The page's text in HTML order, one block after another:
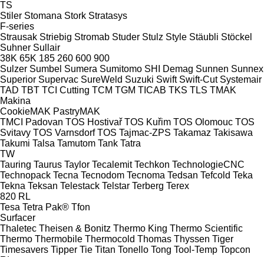
TS
Stiler Stomana Stork Stratasys
F-series
Strausak Striebig Stromab Studer Stulz Style Stäubli Stöckel
Suhner Sullair
38K 65K 185 260 600 900
Sulzer Sumbel Sumera Sumitomo SHI Demag Sunnen Sunnex
Superior Supervac SureWeld Suzuki Swift Swift-Cut Systemair
TAD TBT TCI Cutting TCM TGM TICAB TKS TLS TMAK
Makina
CookieMAK PastryMAK
TMCI Padovan TOS Hostivař TOS Kuřim TOS Olomouc TOS
Svitavy TOS Varnsdorf TOS Tajmac-ZPS Takamaz Takisawa
Takumi Talsa Tamutom Tank Tatra
TW
Tauring Taurus Taylor Tecalemit Techkon TechnologieCNC
Technopack Tecna Tecnodom Tecnoma Tedsan Tefcold Teka
Tekna Teksan Telestack Telstar Terberg Terex
820 RL
Tesa Tetra Pak® Tfon
Surfacer
Thaletec Theisen & Bonitz Thermo King Thermo Scientific
Thermo Thermobile Thermocold Thomas Thyssen Tiger
Timesavers Tipper Tie Titan Tonello Tong Tool-Temp Topcon